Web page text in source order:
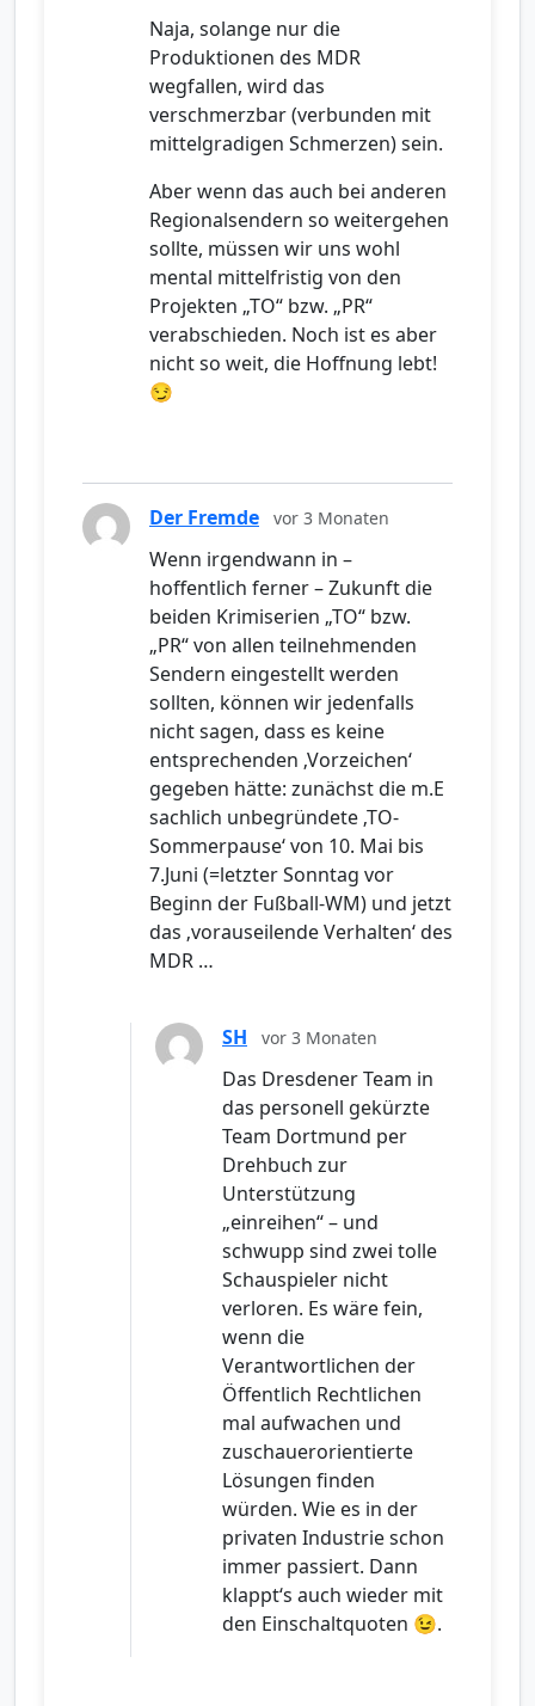
Naja, solange nur die
Produktionen des MDR
wegfallen, wird das
verschmerzbar (verbunden mit
mittelgradigen Schmerzen) sein.
Aber wenn das auch bei anderen
Regionalsendern so weitergehen
sollte, müssen wir uns wohl
mental mittelfristig von den
Projekten „TO“ bzw. „PR“
verabschieden. Noch ist es aber
nicht so weit, die Hoffnung lebt!
😏
Der Fremde vor 3 Monaten
Wenn irgendwann in –
hoffentlich ferner – Zukunft die
beiden Krimiserien „TO“ bzw.
„PR“ von allen teilnehmenden
Sendern eingestellt werden
sollten, können wir jedenfalls
nicht sagen, dass es keine
entsprechenden ‚Vorzeichen‘
gegeben hätte: zunächst die m.E
sachlich unbegründete ‚TO-
Sommerpause‘ von 10. Mai bis
7.Juni (=letzter Sonntag vor
Beginn der Fußball-WM) und jetzt
das ‚vorauseilende Verhalten‘ des
MDR …
SH vor 3 Monaten
Das Dresdener Team in
das personell gekürzte
Team Dortmund per
Drehbuch zur
Unterstützung
„einreihen“ – und
schwupp sind zwei tolle
Schauspieler nicht
verloren. Es wäre fein,
wenn die
Verantwortlichen der
Öffentlich Rechtlichen
mal aufwachen und
zuschauerorientierte
Lösungen finden
würden. Wie es in der
privaten Industrie schon
immer passiert. Dann
klappt‘s auch wieder mit
den Einschaltquoten 😉.